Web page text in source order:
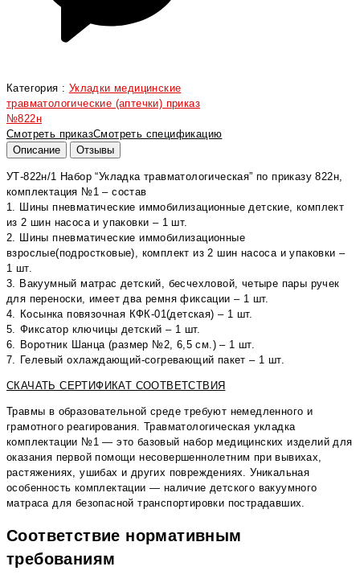
Категория : Укладки медицинские
травматологические (аптечки) приказ
№822н
Смотреть приказСмотреть спецификацию
Описание
Отзывы
УТ-822н/1 Набор “Укладка травматологическая” по приказу 822н,
комплектация №1 – состав
1. Шины пневматические иммобилизационные детские, комплект
из 2 шин насоса и упаковки – 1 шт.
2. Шины пневматические иммобилизационные
взрослые(подростковые), комплект из 2 шин насоса и упаковки –
1 шт.
3. Вакуумный матрас детский, бесчехловой, четыре пары ручек
для переноски, имеет два ремня фиксации – 1 шт.
4.⁠ ⁠Косынка повязочная КФК-01(детская) – 1 шт.
5.⁠ ⁠Фиксатор ключицы детский – 1 шт.
6.⁠ ⁠Воротник Шанца (размер №2, 6,5 см.) – 1 шт.
7.⁠ ⁠Гелевый охлаждающий-согревающий пакет – 1 шт.
СКАЧАТЬ СЕРТИФИКАТ СООТВЕТСТВИЯ
Травмы в образовательной среде требуют немедленного и
грамотного реагирования. Травматологическая укладка
комплектации №1 — это базовый набор медицинских изделий для
оказания первой помощи несовершеннолетним при вывихах,
растяжениях, ушибах и других повреждениях. Уникальная
особенность комплектации — наличие детского вакуумного
матраса для безопасной транспортировки пострадавших.
Соответствие нормативным
требованиям